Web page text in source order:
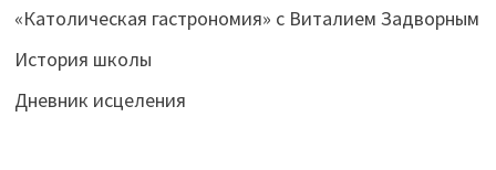
«Католическая гастрономия» с Виталием Задворным
История школы
Дневник исцеления